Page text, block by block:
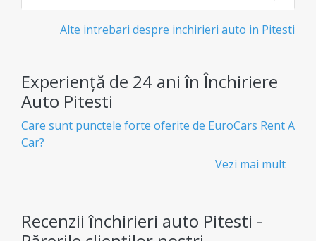
Alte intrebari despre inchirieri auto in Pitesti
Experiență de 24 ani în Închiriere
Auto Pitesti
Care sunt punctele forte oferite de EuroCars Rent A
Car?
Închirieri auto ieftine și transparente - Fără
Știi exact ce plătești de la bun început, fără taxe
ascunse.
Vezi mai mult
Recenzii închirieri auto Pitesti -